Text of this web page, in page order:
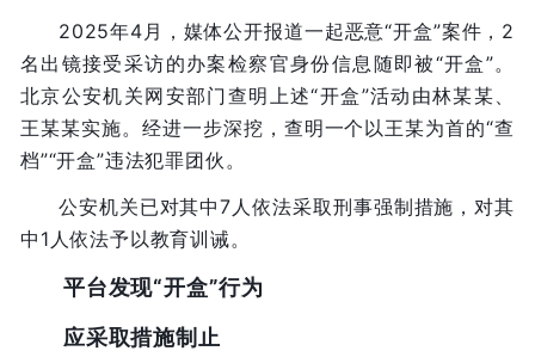
2025年4月，媒体公开报道一起恶意“开盒”案件，2
名出镜接受采访的办案检察官身份信息随即被“开盒”。
北京公安机关网安部门查明上述“开盒”活动由林某某、
王某某实施。经进一步深挖，查明一个以王某为首的“查
档”“开盒”违法犯罪团伙。
公安机关已对其中7人依法采取刑事强制措施，对其
中1人依法予以教育训诫。
平台发现“开盒”行为
应采取措施制止